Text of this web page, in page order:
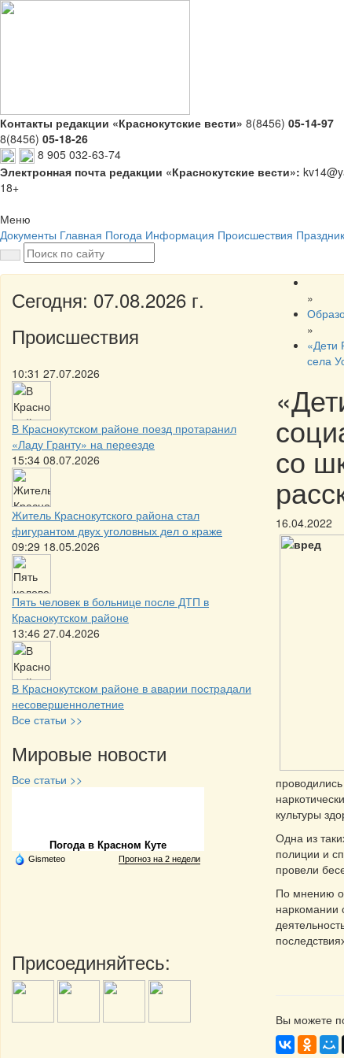
Контакты редакции «Краснокутские вести» 8(8456) 05-14-97
8(8456) 05-18-26
8 905 032-63-74
Электронная почта редакции «Краснокутские вести»:
18+
Меню
Документы Главная Погода Информация Происшествия
Сегодня: 07.08.2026 г.
Происшествия
10:31 27.07.2026
В Краснокутском районе поезд протаранил
«Ладу Гранту» на переезде
15:34 08.07.2026
Житель Краснокутского района стал
фигурантом двух уголовных дел о краже
09:29 18.05.2026
Пять человек в больнице после ДТП в
Краснокутском районе
13:46 27.04.2026
В Краснокутском районе в аварии пострадали
несовершеннолетние
Все статьи >>
Мировые новости
Все статьи >>
Погода в Красном Куте
Gismeteo Прогноз на 2 недели
Присоединяйтесь:
»
»
«Дети
села
со
16.04.2022
культуры
Одна из
полиции и
провели
По мнению
наркомании
Вы можете